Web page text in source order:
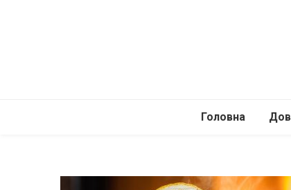
Головна